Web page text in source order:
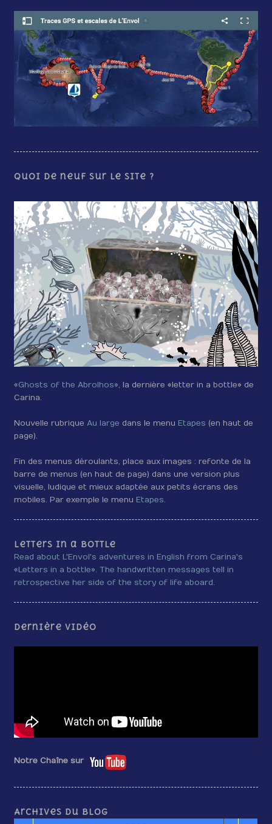
Quoi de neuf sur le site ?
«Ghosts of the Abrolhos», la dernière «letter in a bottle» de
Carina.
Nouvelle rubriqueAu large dans le menu Etapes (en haut de
page).
Fin des menus déroulants, place aux images : refonte de la
barre de menus (en haut de page) dans une version plus
visuelle, ludique et mieux adaptée aux petits écrans des
mobiles. Par exemple le menu Etapes.
Letters in a bottle
Read about L'Envol's adventures in English from Carina's
«Letters in a bottle». The handwritten messages tell in
retrospective her side of the story of life aboard.
Dernière vidéo
Notre Chaîne sur
Archives du blog